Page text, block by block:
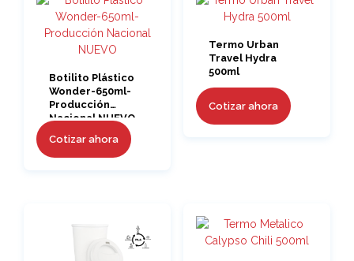
Botilito Plástico
Wonder-650ml-
Producción
Nacional NUEVO
Cotizar ahora
Termo Urban
Travel Hydra
500ml
Cotizar ahora